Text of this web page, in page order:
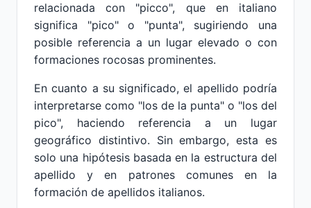
relacionada con "picco", que en italiano
significa "pico" o "punta", sugiriendo una
posible referencia a un lugar elevado o con
formaciones rocosas prominentes.
En cuanto a su significado, el apellido podría
interpretarse como "los de la punta" o "los del
pico", haciendo referencia a un lugar
geográfico distintivo. Sin embargo, esta es
solo una hipótesis basada en la estructura del
apellido y en patrones comunes en la
formación de apellidos italianos.